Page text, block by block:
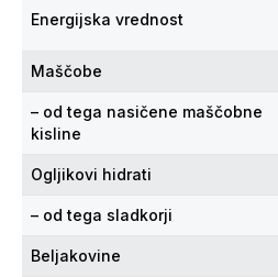
Energijska vrednost
Maščobe
– od tega nasičene maščobne
kisline
Ogljikovi hidrati
– od tega sladkorji
Beljakovine